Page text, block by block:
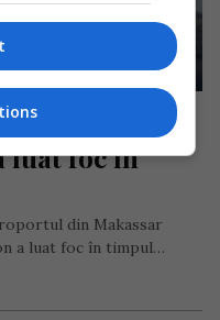
450 de
luat foc în
din Makassar
a luat foc în timpul…